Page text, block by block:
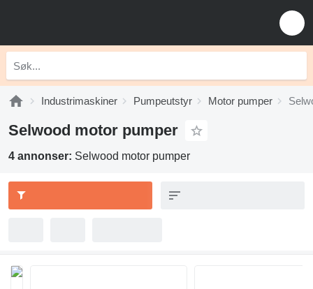
Industrimaskiner Pumpeutstyr Motor pumper
Selwood motor pumper
4 annonser: Selwood motor pumper